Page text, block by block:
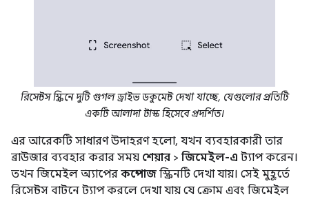
রিসেন্টস স্ক্রিনে দুটি গুগল ড্রাইভ ডকুমেন্ট দেখা যাচ্ছে, যেগুলোর প্রতিটি
একটি আলাদা টাস্ক হিসেবে প্রদর্শিত।
এর আরেকটি সাধারণ উদাহরণ হলো, যখন ব্যবহারকারী তার
ব্রাউজার ব্যবহার করার সময় শেয়ার > জিমেইল-এ ট্যাপ করেন।
তখন জিমেইল অ্যাপের কম্পোজ স্ক্রিনটি দেখা যায়। সেই মুহূর্তে
রিসেন্টস বাটনে ট্যাপ করলে দেখা যায় যে ক্রোম এবং জিমেইল